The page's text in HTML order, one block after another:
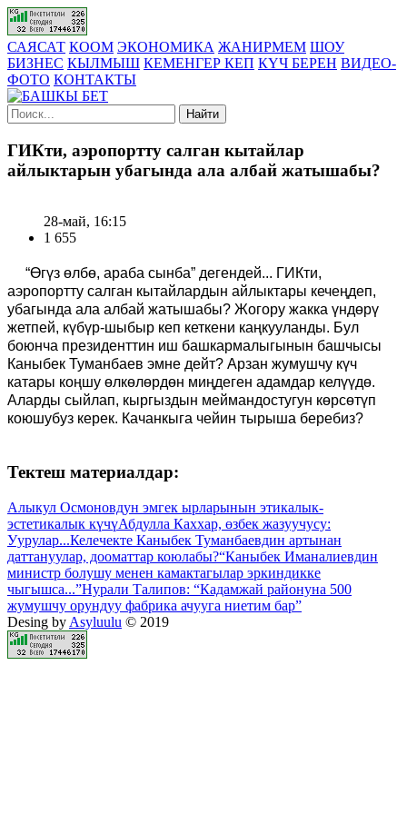
САЯСАТ КООМ ЭКОНОМИКА ЖАНИРМЕМ ШОУ
БИЗНЕС КЫЛМЫШ КЕМЕНГЕР КЕП КҮЧ БЕРЕН ВИДЕО-
ФОТО КОНТАКТЫ
Найти
ГИКти, аэропортту салган кытайлар
айлыктарын убагында ала албай жатышабы?
28-май, 16:15
1 655
“Өгүз өлбө, араба сынба” дегендей... ГИКти,
аэропортту салган кытайлардын айлыктары кечеңдеп,
убагында ала албай жатышабы? Жогору жакка үндөрү
жетпей, күбүр-шыбыр кеп кеткени каңкууланды. Бул
боюнча президенттин иш башкармалыгынын башчысы
Каныбек Туманбаев эмне дейт? Арзан жумушчу күч
катары коңшу өлкөлөрдөн миңдеген адамдар келүүдө.
Аларды сыйлап, кыргыздын меймандостугун көрсөтүп
коюшубуз керек. Качанкыга чейин тырыша беребиз?
Тектеш материалдар:
Алыкул Осмоновдун эмгек ырларынын этикалык-
эстетикалык күчүАбдулла Каххар, өзбек жазуучусу:
Уурулар...Келечекте Каныбек Туманбаевдин артынан
даттануулар, дооматтар коюлабы?“Каныбек Иманалиевдин
министр болушу менен камактагылар эркиндикке
чыгышса...”Нурали Талипов: “Кадамжай районуна 500
жумушчу орундуу фабрика ачууга ниетим бар”
Desing by Asyluulu © 2019